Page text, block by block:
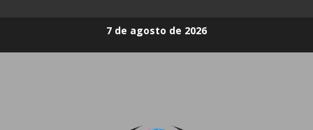
7 de agosto de 2026